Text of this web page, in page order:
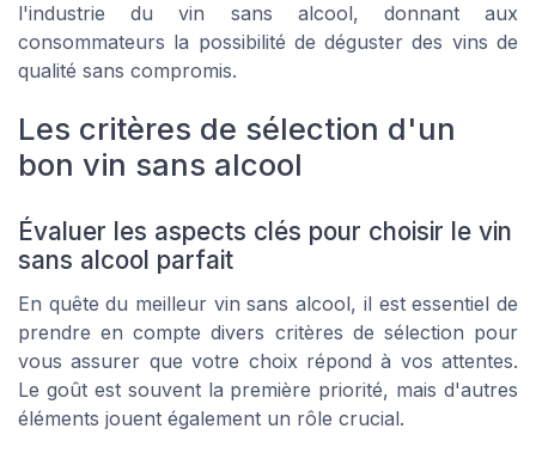
l'industrie du vin sans alcool, donnant aux
consommateurs la possibilité de déguster des vins de
qualité sans compromis.
Les critères de sélection d'un
bon vin sans alcool
Évaluer les aspects clés pour choisir le vin
sans alcool parfait
En quête du meilleur vin sans alcool, il est essentiel de
prendre en compte divers critères de sélection pour
vous assurer que votre choix répond à vos attentes.
Le goût est souvent la première priorité, mais d'autres
éléments jouent également un rôle crucial.